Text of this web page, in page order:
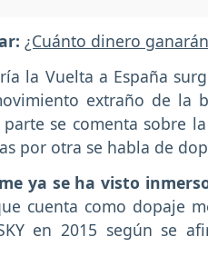
¿Cuánto dinero
la Vuelta a España
extraño de la
se comenta sobre
por otra se habla de
ya se ha visto
cuenta como dopaje
en 2015 según se